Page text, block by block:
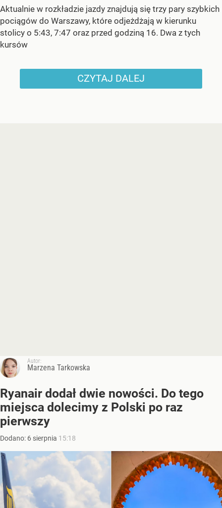
Aktualnie w rozkładzie jazdy znajdują się trzy pary szybkich
pociągów do Warszawy, które odjeżdżają w kierunku
stolicy o 5:43, 7:47 oraz przed godziną 16. Dwa z tych
kursów
CZYTAJ DALEJ
Autor:
Marzena Tarkowska
Ryanair dodał dwie nowości. Do tego
miejsca dolecimy z Polski po raz
pierwszy
Dodano: 6 sierpnia 15:18